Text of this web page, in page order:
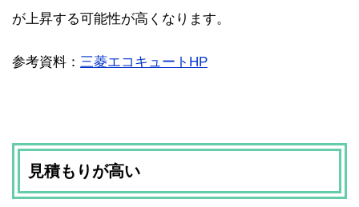
が上昇する可能性が高くなります。
参考資料： 三菱エコキュートHP
見積もりが高い